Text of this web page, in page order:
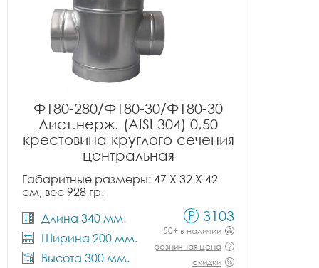
Ф180-280/Ф180-30/Ф180-30
Лист.нерж. (AISI 304) 0,50
крестовина круглого сечения
центральная
Габаритные размеры: 47 X 32 X 42
см, вес 928 гр.
Длина 340 мм.
Ширина 200 мм.
Высота 300 мм.
3103
50+ в наличии
розничная цена
скидки